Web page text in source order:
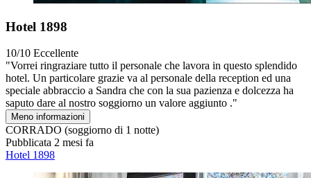
Hotel 1898
10/10 Eccellente
"Vorrei ringraziare tutto il personale che lavora in questo splendido
hotel. Un particolare grazie va al personale della reception ed una
speciale abbraccio a Sandra che con la sua pazienza e dolcezza ha
saputo dare al nostro soggiorno un valore aggiunto ."
Meno informazioni
CORRADO (soggiorno di 1 notte)
Pubblicata 2 mesi fa
Hotel 1898